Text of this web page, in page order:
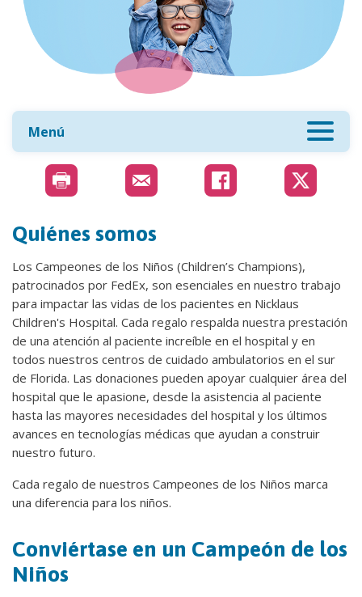
Menú
Quiénes somos
Los Campeones de los Niños (Children’s Champions),
patrocinados por FedEx, son esenciales en nuestro trabajo
para impactar las vidas de los pacientes en Nicklaus
Children's Hospital. Cada regalo respalda nuestra prestación
de una atención al paciente increíble en el hospital y en
todos nuestros centros de cuidado ambulatorios en el sur
de Florida. Las donaciones pueden apoyar cualquier área del
hospital que le apasione, desde la asistencia al paciente
hasta las mayores necesidades del hospital y los últimos
avances en tecnologías médicas que ayudan a construir
nuestro futuro.
Cada regalo de nuestros Campeones de los Niños marca
una diferencia para los niños.
Conviértase en un Campeón de los
Niños